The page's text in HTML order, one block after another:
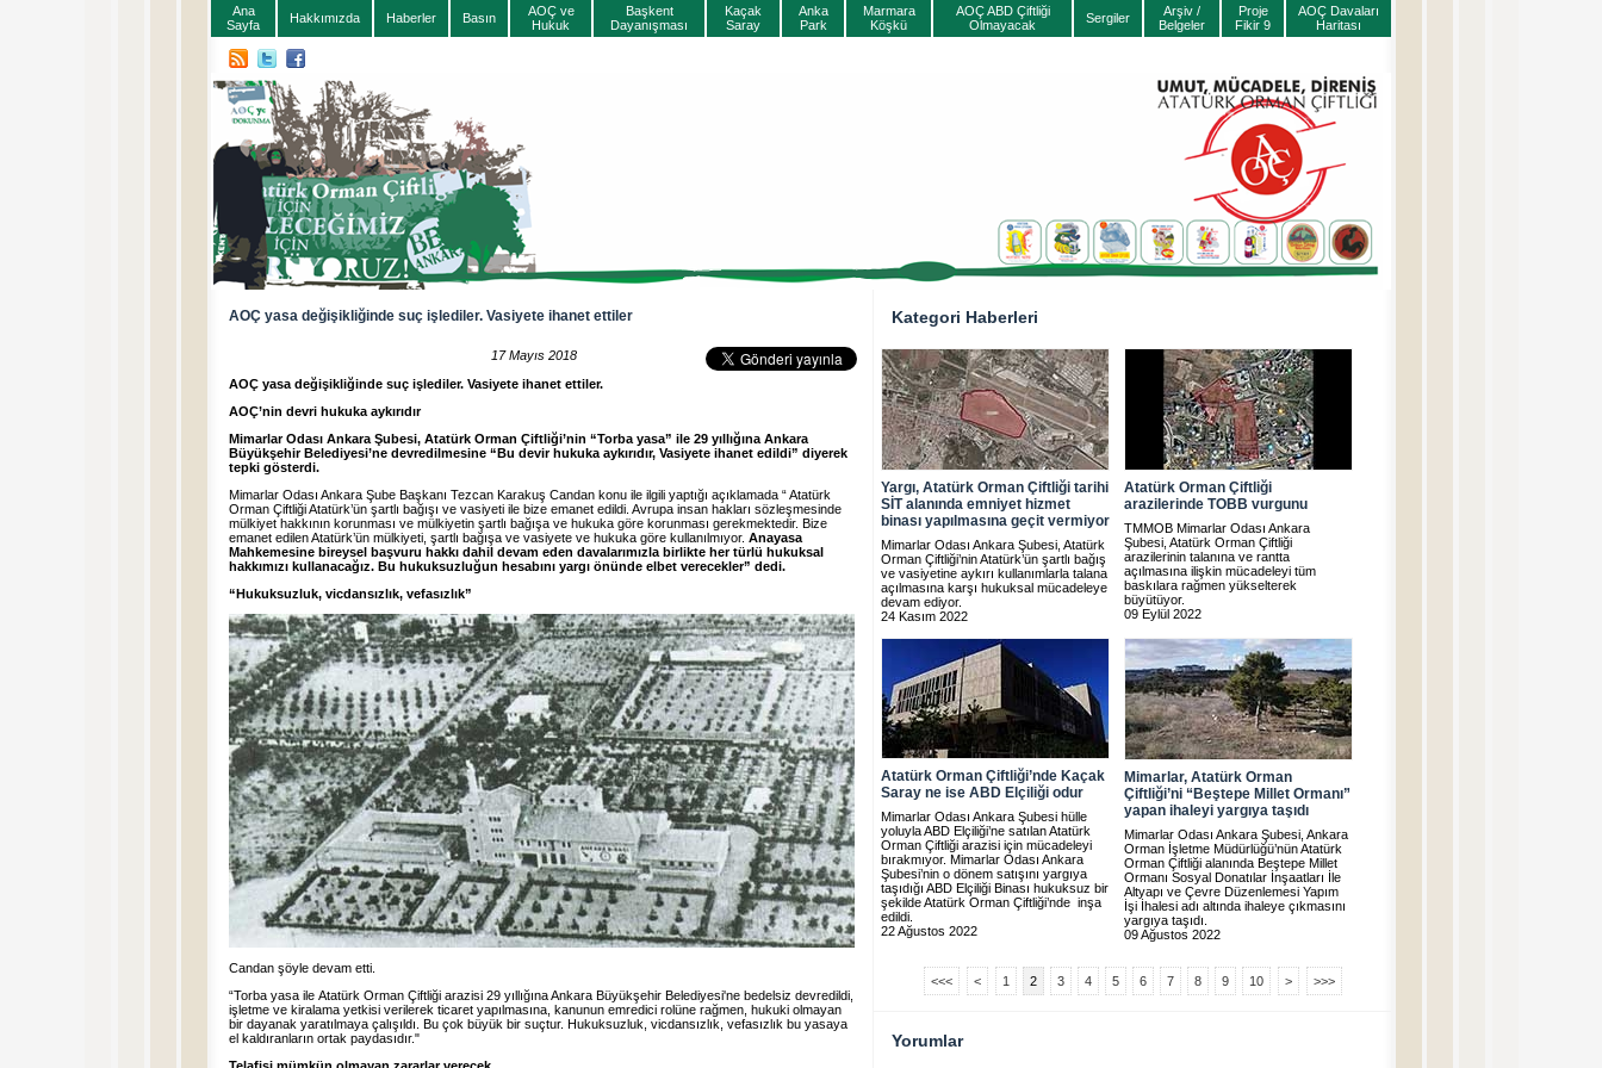
Ana
Sayfa
Hakkımızda Haberler Basın
AOÇ ve
Hukuk
Başkent
Dayanışması
Kaçak
Saray
Anka
Park
Marmara
Köşkü
AOÇ ABD Çiftliği
Olmayacak
Sergiler
Arşiv /
Belgeler
Proje
Fikir 9
AOÇ Davaları
Haritası
AOÇ yasa değişikliğinde suç işlediler. Vasiyete ihanet ettiler
17 Mayıs 2018
AOÇ yasa değişikliğinde suç işlediler. Vasiyete ihanet ettiler.
AOÇ’nin devri hukuka aykırıdır
Mimarlar Odası Ankara Şubesi, Atatürk Orman Çiftliği’nin “Torba yasa” ile 29 yıllığına Ankara
Büyükşehir Belediyesi’ne devredilmesine “Bu devir hukuka aykırıdır, Vasiyete ihanet edildi” diyerek
tepki gösterdi.
Mimarlar Odası Ankara Şube Başkanı Tezcan Karakuş Candan konu ile ilgili yaptığı açıklamada “ Atatürk
Orman Çiftliği Atatürk’ün şartlı bağışı ve vasiyeti ile bize emanet edildi. Avrupa insan hakları sözleşmesinde
mülkiyet hakkının korunması ve mülkiyetin şartlı bağışa ve hukuka göre korunması gerekmektedir. Bize
emanet edilen Atatürk’ün mülkiyeti, şartlı bağışa ve vasiyete ve hukuka göre kullanılmıyor. Anayasa
Mahkemesine bireysel başvuru hakkı dahil devam eden davalarımızla birlikte her türlü hukuksal
hakkımızı kullanacağız. Bu hukuksuzluğun hesabını yargı önünde elbet verecekler” dedi.
“Hukuksuzluk, vicdansızlık, vefasızlık”
Candan şöyle devam etti.
“Torba yasa ile Atatürk Orman Çiftliği arazisi 29 yıllığına Ankara Büyükşehir Belediyesi'ne bedelsiz devredildi,
işletme ve kiralama yetkisi verilerek ticaret yapılmasına, kanunun emredici rolüne rağmen, hukuki olmayan
bir dayanak yaratılmaya çalışıldı. Bu çok büyük bir suçtur. Hukuksuzluk, vicdansızlık, vefasızlık bu yasaya
el kaldıranların ortak paydasıdır."
Kategori Haberleri
Yargı, Atatürk Orman Çiftliği tarihi
SİT alanında emniyet hizmet
binası yapılmasına geçit vermiyor
Mimarlar Odası Ankara Şubesi, Atatürk
Orman Çiftliği’nin Atatürk’ün şartlı bağış
ve vasiyetine aykırı kullanımlarla talana
açılmasına karşı hukuksal mücadeleye
devam ediyor.
24 Kasım 2022
Atatürk Orman Çiftliği
arazilerinde TOBB vurgunu
TMMOB Mimarlar Odası Ankara
Şubesi, Atatürk Orman Çiftliği
arazilerinin talanına ve rantta
açılmasına ilişkin mücadeleyi tüm
baskılara rağmen yükselterek
büyütüyor.
09 Eylül 2022
Atatürk Orman Çiftliği’nde Kaçak
Saray ne ise ABD Elçiliği odur
Mimarlar Odası Ankara Şubesi hülle
yoluyla ABD Elçiliği’ne satılan Atatürk
Orman Çiftliği arazisi için mücadeleyi
bırakmıyor. Mimarlar Odası Ankara
Şubesi’nin o dönem satışını yargıya
taşıdığı ABD Elçiliği Binası hukuksuz bir
şekilde Atatürk Orman Çiftliği’nde inşa
edildi.
22 Ağustos 2022
Mimarlar, Atatürk Orman
Çiftliği’ni “Beştepe Millet Ormanı”
yapan ihaleyi yargıya taşıdı
Mimarlar Odası Ankara Şubesi, Ankara
Orman İşletme Müdürlüğü’nün Atatürk
Orman Çiftliği alanında Beştepe Millet
Ormanı Sosyal Donatılar İnşaatları İle
Altyapı ve Çevre Düzenlemesi Yapım
İşi İhalesi adı altında ihaleye çıkmasını
yargıya taşıdı.
09 Ağustos 2022
<<< < 1 2 3 4 5 6 7 8 9 10 > >>>
Yorumlar